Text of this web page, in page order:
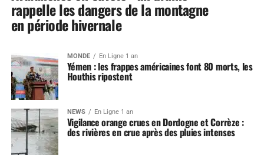
rappelle les dangers de la montagne
en période hivernale
MONDE En Ligne 1 an
Yémen : les frappes américaines font 80 morts, les
Houthis ripostent
NEWS En Ligne 1 an
Vigilance orange crues en Dordogne et Corrèze :
des rivières en crue après des pluies intenses